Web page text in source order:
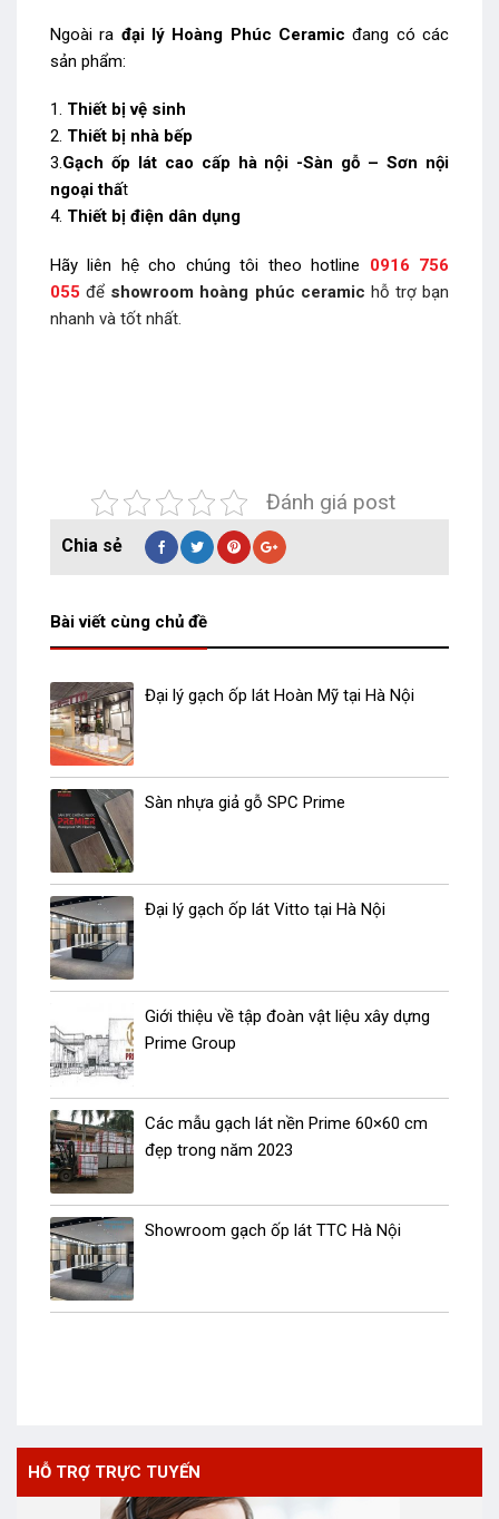
HỖ TRỢ TRỰC TUYẾN
Ngoài ra đại lý Hoàng Phúc Ceramic đang có các
sản phẩm:
1. Thiết bị vệ sinh
2. Thiết bị nhà bếp
3.Gạch ốp lát cao cấp hà nội -Sàn gỗ – Sơn nội
ngoại thất
4. Thiết bị điện dân dụng
Hãy liên hệ cho chúng tôi theo hotline 0916 756
055 để showroom hoàng phúc ceramic hỗ trợ bạn
nhanh và tốt nhất.
Đánh giá post
Bài viết cùng chủ đề
Đại lý gạch ốp lát Hoàn Mỹ tại Hà Nội
Sàn nhựa giả gỗ SPC Prime
Đại lý gạch ốp lát Vitto tại Hà Nội
Giới thiệu về tập đoàn vật liệu xây dựng
Prime Group
Các mẫu gạch lát nền Prime 60×60 cm
đẹp trong năm 2023
Showroom gạch ốp lát TTC Hà Nội